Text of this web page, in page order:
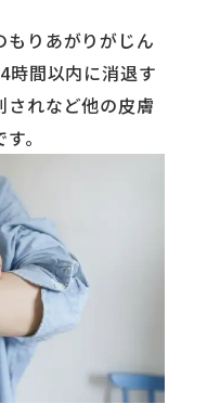
もりあがりがじん
時間以内に消退す
されなど他の皮膚
。